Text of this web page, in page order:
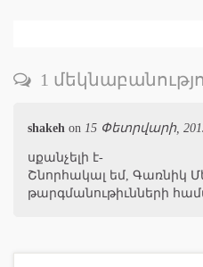
1
shakeh on 15 Փետրվարի,
սքանչելի է-
Շնորհակալ եմ, Գառնիկ
թարգմանութիւնների